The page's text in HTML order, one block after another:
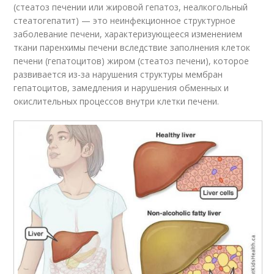
(стеатоз печении или жировой гепатоз, неалкогольный
стеатогепатит) — это неинфекционное структурное
заболевание печени, характеризующееся изменением
ткани паренхимы печени вследствие заполнения клеток
печени (гепатоцитов) жиром (стеатоз печени), которое
развивается из-за нарушения структуры мембран
гепатоцитов, замедления и нарушения обменных и
окислительных процессов внутри клетки печени.